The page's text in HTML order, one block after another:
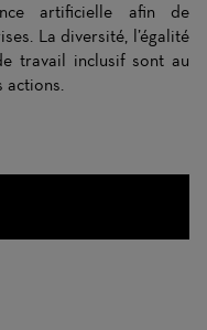
artificielle afin de
La diversité, l’égalité
travail inclusif sont au
actions.